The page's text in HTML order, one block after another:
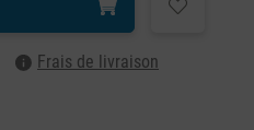
Frais de livraison